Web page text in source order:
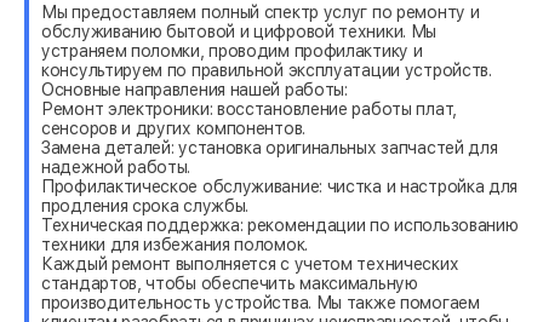
Мы предоставляем полный спектр услуг по ремонту и
обслуживанию бытовой и цифровой техники. Мы
устраняем поломки, проводим профилактику и
консультируем по правильной эксплуатации устройств.
Основные направления нашей работы:
Ремонт электроники: восстановление работы плат,
сенсоров и других компонентов.
Замена деталей: установка оригинальных запчастей для
надежной работы.
Профилактическое обслуживание: чистка и настройка для
продления срока службы.
Техническая поддержка: рекомендации по использованию
техники для избежания поломок.
Каждый ремонт выполняется с учетом технических
стандартов, чтобы обеспечить максимальную
производительность устройства. Мы также помогаем